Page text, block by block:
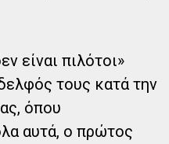
είναι πιλότοι»
τους κατά την
όπου
αυτά, ο πρώτος